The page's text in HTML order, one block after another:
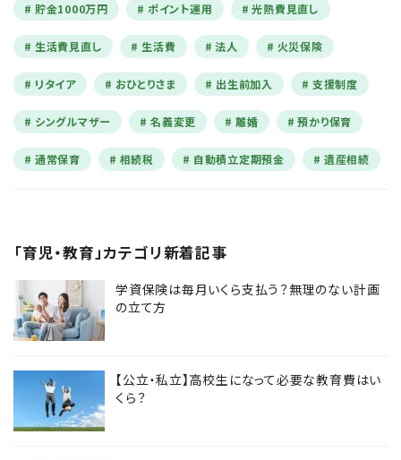
貯金1000万円 ポイント運用 光熱費見直し
生活費見直し 生活費 法人 火災保険
リタイア おひとりさま 出生前加入 支援制度
シングルマザー 名義変更 離婚 預かり保育
通常保育 相続税 自動積立定期預金 遺産相続
「育児・教育」カテゴリ新着記事
学資保険は毎月いくら支払う？無理のない計画
の立て方
【公立・私立】高校生になって必要な教育費はい
くら？